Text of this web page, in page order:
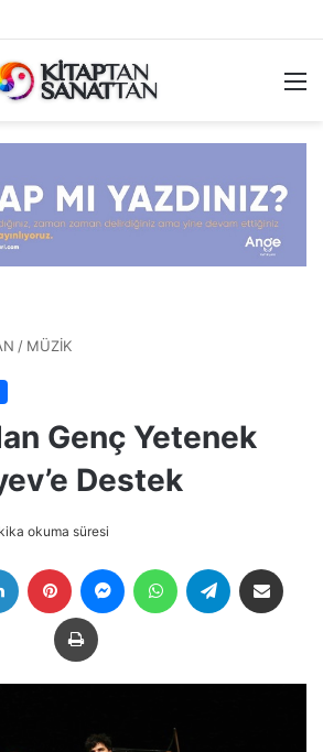
/ MÜZİK
Genç Yetenek
Destek
okuma süresi
LinkedIn Pinterest MessengerWhatsAppTelegram
Yazdır